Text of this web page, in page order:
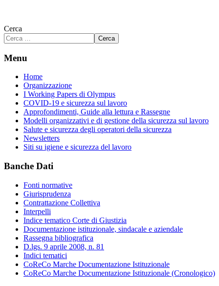
Cerca
Cerca
Menu
Home
Organizzazione
I Working Papers di Olympus
COVID-19 e sicurezza sul lavoro
Approfondimenti, Guide alla lettura e Rassegne
Modelli organizzativi e di gestione della sicurezza sul lavoro
Salute e sicurezza degli operatori della sicurezza
Newsletters
Siti su igiene e sicurezza del lavoro
Banche Dati
Fonti normative
Giurisprudenza
Contrattazione Collettiva
Interpelli
Indice tematico Corte di Giustizia
Documentazione istituzionale, sindacale e aziendale
Rassegna bibliografica
D.lgs. 9 aprile 2008, n. 81
Indici tematici
CoReCo Marche Documentazione Istituzionale
CoReCo Marche Documentazione Istituzionale (Cronologico)